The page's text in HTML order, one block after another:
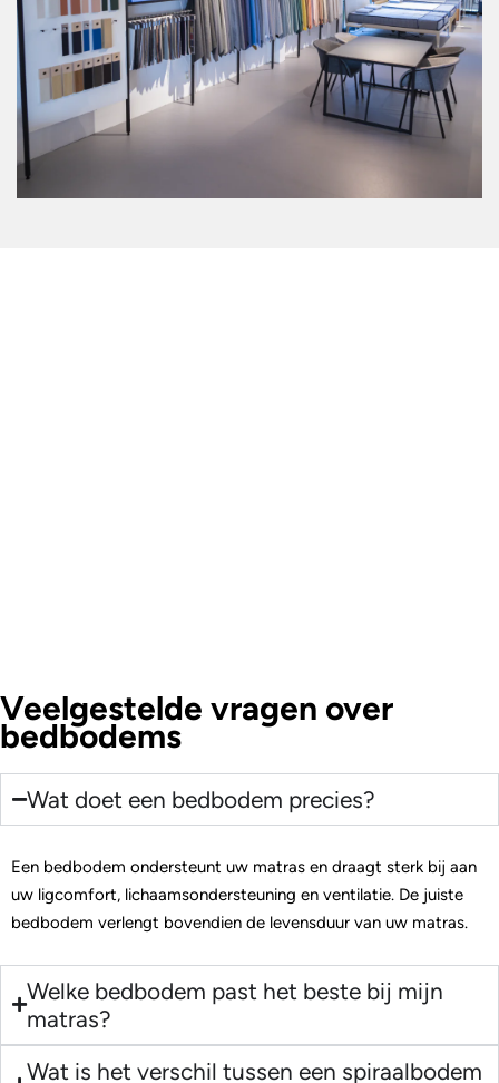
Veelgestelde vragen over
bedbodems
Wat doet een bedbodem precies?
Een bedbodem ondersteunt uw matras en draagt sterk bij aan
uw ligcomfort, lichaamsondersteuning en ventilatie. De juiste
bedbodem verlengt bovendien de levensduur van uw matras.
Welke bedbodem past het beste bij mijn
matras?
Wat is het verschil tussen een spiraalbodem